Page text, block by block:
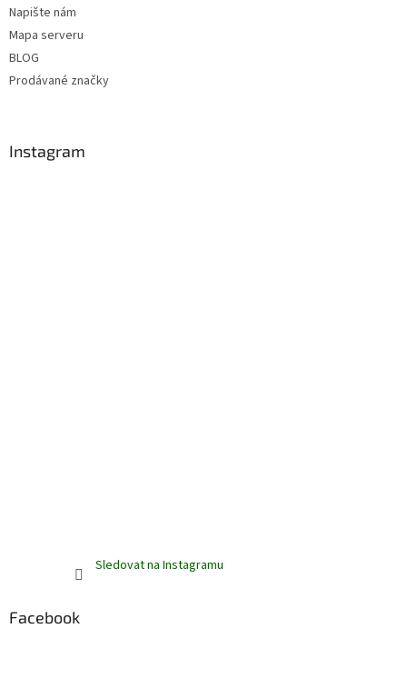
Napište nám
Mapa serveru
BLOG
Prodávané značky
Instagram
Sledovat na Instagramu
Facebook